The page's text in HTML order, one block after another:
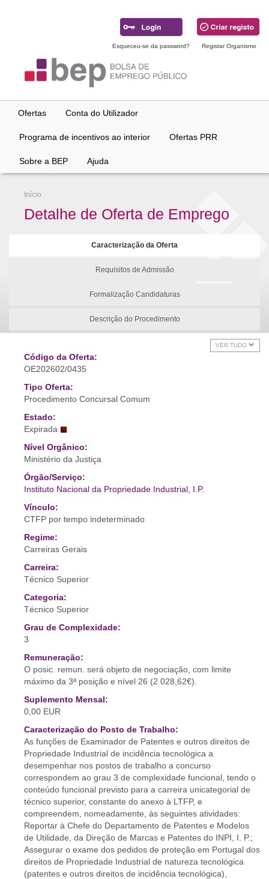
Esqueceu-se da password? Registar Organismo
Ofertas Conta do Utilizador
Programa de incentivos ao interior Ofertas PRR
Sobre a BEP Ajuda
Início
Detalhe de Oferta de Emprego
Caracterização da Oferta
Requisitos de Admissão
Formalização Candidaturas
Descrição do Procedimento
VER TUDO
Código da Oferta:
OE202602/0435
Tipo Oferta:
Procedimento Concursal Comum
Estado:
Expirada
Nível Orgânico:
Ministério da Justiça
Órgão/Serviço:
Instituto Nacional da Propriedade Industrial, I.P.
Vínculo:
CTFP por tempo indeterminado
Regime:
Carreiras Gerais
Carreira:
Técnico Superior
Categoria:
Técnico Superior
Grau de Complexidade:
3
Remuneração:
O posic. remun. será objeto de negociação, com limite
máximo da 3ª posição e nível 26 (2 028,62€).
Suplemento Mensal:
0,00 EUR
Caracterização do Posto de Trabalho:
As funções de Examinador de Patentes e outros direitos de
Propriedade Industrial de incidência tecnológica a
desempenhar nos postos de trabalho a concurso
correspondem ao grau 3 de complexidade funcional, tendo o
conteúdo funcional previsto para a carreira unicategorial de
técnico superior, constante do anexo à LTFP, e
compreendem, nomeadamente, às seguintes atividades:
Reportar à Chefe do Departamento de Patentes e Modelos
de Utilidade, da Direção de Marcas e Patentes do INPI, I. P.;
Assegurar o exame dos pedidos de proteção em Portugal dos
direitos de Propriedade Industrial de natureza tecnológica
(patentes e outros direitos de incidência tecnológica),